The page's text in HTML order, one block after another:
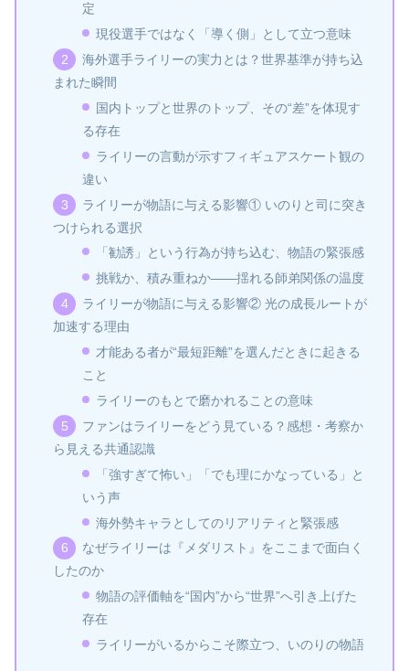
定
現役選手ではなく「導く側」として立つ意味
海外選手ライリーの実力とは？世界基準が持ち込
まれた瞬間
国内トップと世界のトップ、その“差”を体現す
る存在
ライリーの言動が示すフィギュアスケート観の
違い
ライリーが物語に与える影響① いのりと司に突き
つけられる選択
「勧誘」という行為が持ち込む、物語の緊張感
挑戦か、積み重ねか――揺れる師弟関係の温度
ライリーが物語に与える影響② 光の成長ルートが
加速する理由
才能ある者が“最短距離”を選んだときに起きる
こと
ライリーのもとで磨かれることの意味
ファンはライリーをどう見ている？感想・考察か
ら見える共通認識
「強すぎて怖い」「でも理にかなっている」と
いう声
海外勢キャラとしてのリアリティと緊張感
なぜライリーは『メダリスト』をここまで面白く
したのか
物語の評価軸を“国内”から“世界”へ引き上げた
存在
ライリーがいるからこそ際立つ、いのりの物語